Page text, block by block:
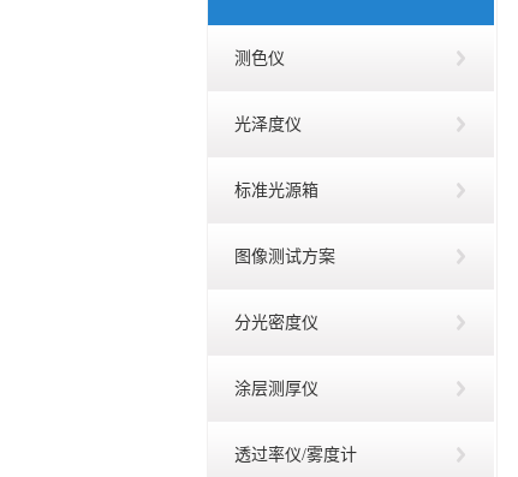
测色仪
光泽度仪
标准光源箱
图像测试方案
分光密度仪
涂层测厚仪
透过率仪/雾度计